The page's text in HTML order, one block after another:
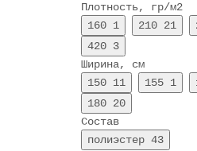
Плотность, гр/м2
160 1 210 21
420 3
Ширина, см
150 11 155 1
180 20
Состав
полиэстер 43